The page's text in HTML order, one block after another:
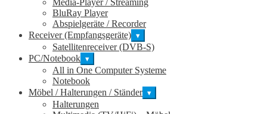
Media-Player / Streaming
BluRay Player
Abspielgeräte / Recorder
Receiver (Empfangsgeräte) ▾
Satellitenreceiver (DVB-S)
PC/Notebook ▾
All in One Computer Systeme
Notebook
Möbel / Halterungen / Ständer ▾
Halterungen